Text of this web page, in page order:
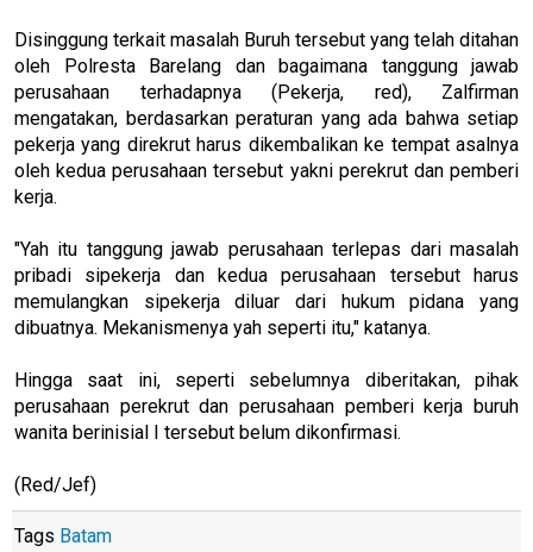
Disinggung terkait masalah Buruh tersebut yang telah ditahan
oleh Polresta Barelang dan bagaimana tanggung jawab
perusahaan terhadapnya (Pekerja, red), Zalfirman
mengatakan, berdasarkan peraturan yang ada bahwa setiap
pekerja yang direkrut harus dikembalikan ke tempat asalnya
oleh kedua perusahaan tersebut yakni perekrut dan pemberi
kerja.
"Yah itu tanggung jawab perusahaan terlepas dari masalah
pribadi sipekerja dan kedua perusahaan tersebut harus
memulangkan sipekerja diluar dari hukum pidana yang
dibuatnya. Mekanismenya yah seperti itu," katanya.
Hingga saat ini, seperti sebelumnya diberitakan, pihak
perusahaan perekrut dan perusahaan pemberi kerja buruh
wanita berinisial I tersebut belum dikonfirmasi.
(Red/Jef)
Tags Batam